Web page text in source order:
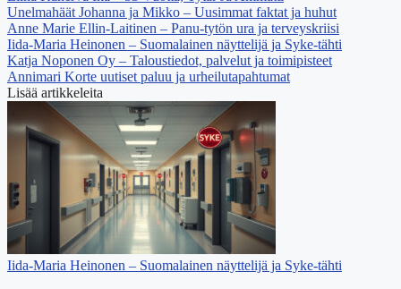
Unelmahäät Johanna ja Mikko – Uusimmat faktat ja huhut
Anne Marie Ellin-Laitinen – Panu-tytön ura ja terveyskriisi
Iida-Maria Heinonen – Suomalainen näyttelijä ja Syke-tähti
Katja Noponen Oy – Taloustiedot, palvelut ja toimipisteet
Annimari Korte uutiset paluu ja urheilutapahtumat
Lisää artikkeleita
Iida-Maria Heinonen – Suomalainen näyttelijä ja Syke-tähti